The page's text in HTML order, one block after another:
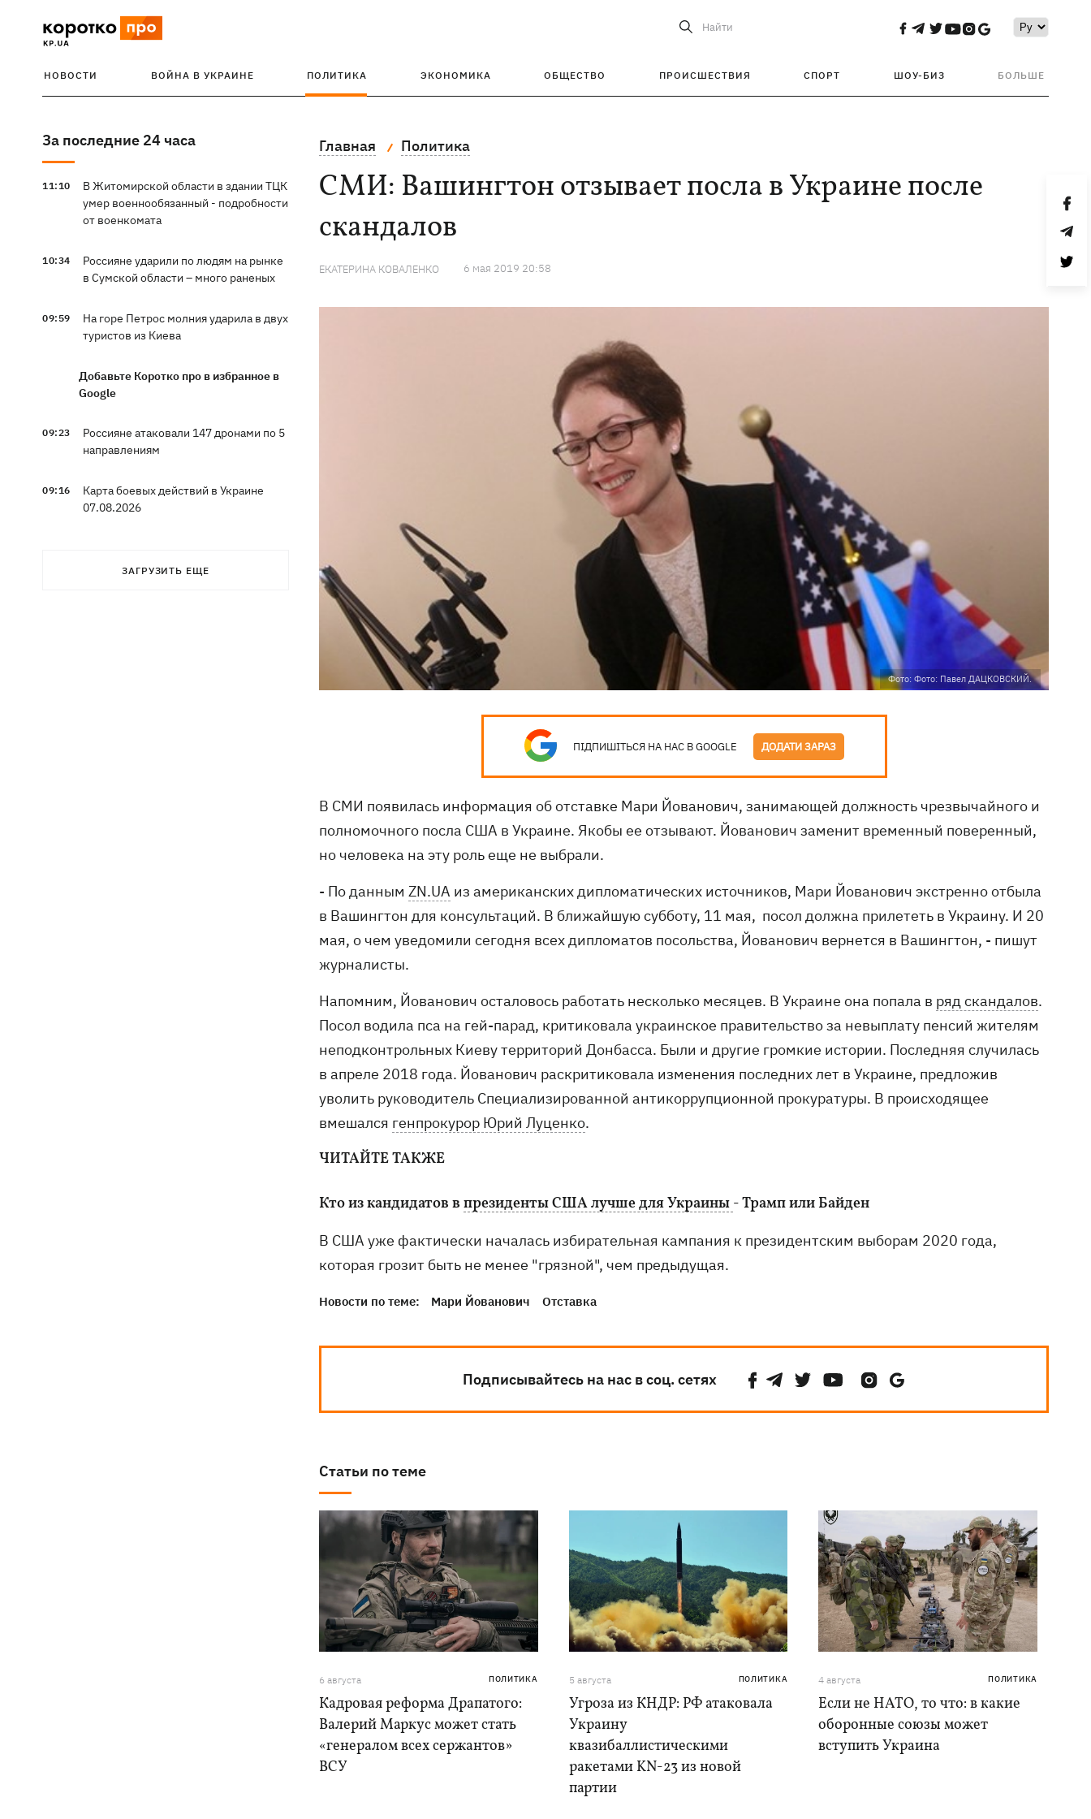
Найти
НОВОСТИ ВОЙНА В УКРАИНЕ ПОЛИТИКА ЭКОНОМИКА ОБЩЕСТВО ПРОИСШЕСТВИЯ СПОРТ ШОУ-БИЗ БОЛЬШЕ
За последние 24 часа
11:10
В Житомирской области в здании ТЦК
умер военнообязанный - подробности
от военкомата
10:34
Россияне ударили по людям на рынке
в Сумской области – много раненых
09:59
На горе Петрос молния ударила в двух
туристов из Киева
Добавьте Коротко про в избранное в
Google
09:23
Россияне атаковали 147 дронами по 5
направлениям
09:16
Карта боевых действий в Украине
07.08.2026
завершения войны в Украине -
ЗАГРУЗИТЬ ЕЩЕ
Главная Политика
СМИ: Вашингтон отзывает посла в Украине после
скандалов
ЕКАТЕРИНА КОВАЛЕНКО 6 мая 2019 20:58
Фото: Фото: Павел ДАЦКОВСКИЙ.
ПІДПИШІТЬСЯ НА НАС В GOOGLE ДОДАТИ ЗАРАЗ
В СМИ появилась информация об отставке Мари Йованович, занимающей должность чрезвычайного и
полномочного посла США в Украине. Якобы ее отзывают. Йованович заменит временный поверенный,
но человека на эту роль еще не выбрали.
- По данным ZN.UA из американских дипломатических источников, Мари Йованович экстренно отбыла
в Вашингтон для консультаций. В ближайшую субботу, 11 мая, посол должна прилететь в Украину. И 20
мая, о чем уведомили сегодня всех дипломатов посольства, Йованович вернется в Вашингтон, - пишут
журналисты.
Напомним, Йованович осталовось работать несколько месяцев. В Украине она попала в ряд скандалов.
Посол водила пса на гей-парад, критиковала украинское правительство за невыплату пенсий жителям
неподконтрольных Киеву территорий Донбасса. Были и другие громкие истории. Последняя случилась
в апреле 2018 года. Йованович раскритиковала изменения последних лет в Украине, предложив
уволить руководитель Специализированной антикоррупционной прокуратуры. В происходящее
вмешался генпрокурор Юрий Луценко.
ЧИТАЙТЕ ТАКЖЕ
Кто из кандидатов в президенты США лучше для Украины - Трамп или Байден
В США уже фактически началась избирательная кампания к президентским выборам 2020 года,
которая грозит быть не менее "грязной", чем предыдущая.
Новости по теме: Мари Йованович Отставка
Подписывайтесь на нас в соц. сетях
Статьи по теме
6 августа ПОЛИТИКА
Кадровая реформа Драпатого:
Валерий Маркус может стать
«генералом всех сержантов»
ВСУ
5 августа ПОЛИТИКА
Угроза из КНДР: РФ атаковала
Украину
квазибаллистическими
ракетами KN-23 из новой
партии
4 августа ПОЛИТИКА
Если не НАТО, то что: в какие
оборонные союзы может
вступить Украина